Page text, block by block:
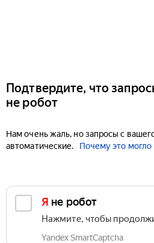
Подтвердите, что
не робот
Нам очень жаль, но запросы с
автоматические.
Почему это могло
Я не робот
Нажмите, чтобы
Yandex SmartCaptcha